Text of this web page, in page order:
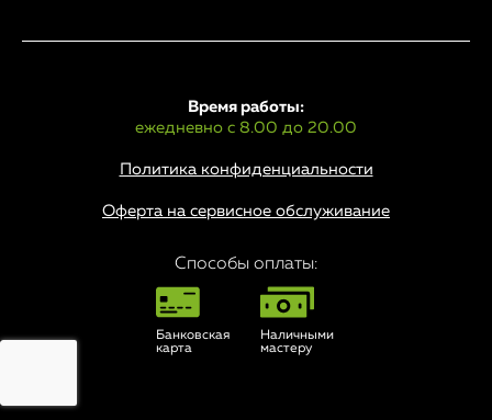
Политика конфиденциальности
Время работы:
ежедневно с 8.00 до 20.00
Оферта на сервисное обслуживание
Способы оплаты:
Банковская
карта
Наличными
мастеру